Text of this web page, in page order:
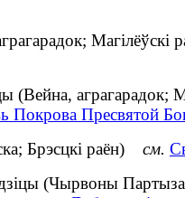
Магілёўскі
(Вейна, аграгарадок;
Покрова Пресвятой
Брэсцкі раён) см.
(Чырвоны